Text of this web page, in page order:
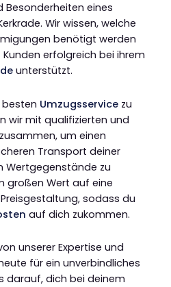
Besonderheiten eines
Wir wissen, welche
benötigt werden
erfolgreich bei ihrem
unterstützt.
besten Umzugsservice zu
wir mit qualifizierten und
um einen
Transport deiner
Wertgegenstände zu
großen Wert auf eine
sodass du
auf dich zukommen.
unserer Expertise und
für ein unverbindliches
darauf, dich bei deinem